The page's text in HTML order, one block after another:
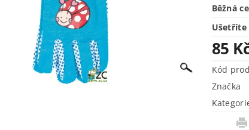
Běžná
Ušetříte
85
Kód
Značka